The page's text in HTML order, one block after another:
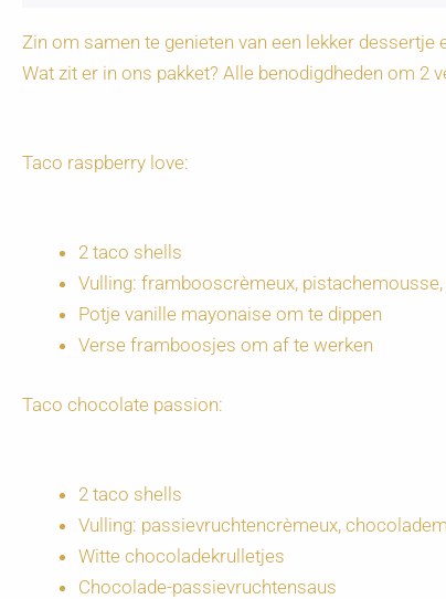
Zin om samen te genieten van een lekker
Wat zit er in ons pakket? Alle benodigdheden om 2
Taco raspberry love:
2 taco shells
Vulling: frambooscrèmeux,
Potje vanille mayonaise om te dippen
Verse framboosjes om af te werken
Taco chocolate passion:
2 taco shells
Vulling: passievruchtencrèmeux,
Witte chocoladekrulletjes
Chocolade-passievruchtensaus